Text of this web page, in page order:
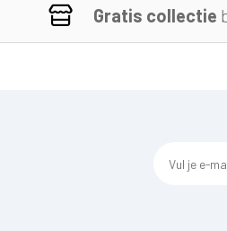
Gratis collectie